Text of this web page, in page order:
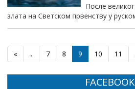
После
злата на Светском првенству у
« ... 7 8 9 10 11
FACEBOOK